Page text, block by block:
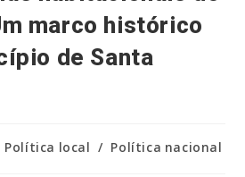
marco histórico
de Santa
Política local / Política nacional